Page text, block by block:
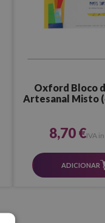
Oxford Bloco
Artesanal Misto
8,70 €IVA
ADICIONAR